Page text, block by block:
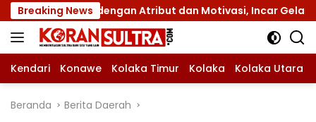
Langsung
ke
konten
Breaking News
Jamnas XII dengan Atribut dan Motivasi, Incar Gelar
Kendari Konawe Kolaka Timur Kolaka Kolaka Utara
Beranda Berita Daerah